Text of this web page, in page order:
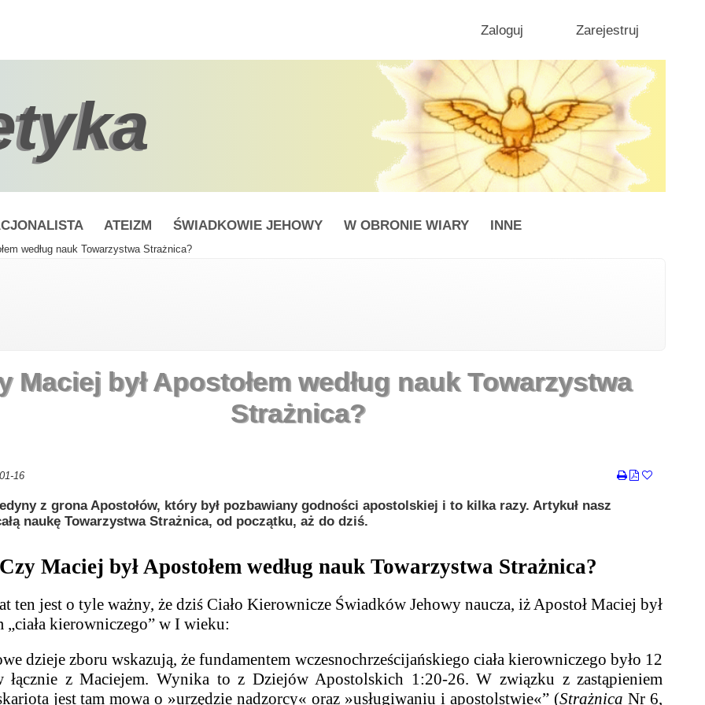
Zaloguj Zarejestruj
ATEIZM ŚWIADKOWIE JEHOWY W OBRONIE WIARY INNE
według nauk Towarzystwa Strażnica?
Maciej był Apostołem według nauk Towarzystwa
Strażnica?
16
z grona Apostołów, który był pozbawiany godności apostolskiej i to kilka razy. Artykuł nasz
naukę Towarzystwa Strażnica, od początku, aż do dziś.
Czy Maciej był Apostołem według nauk Towarzystwa Strażnica?
jest o tyle ważny, że dziś Ciało Kierownicze Świadków Jehowy naucza, iż Apostoł Maciej był
„ciała kierowniczego” w I wieku:
dzieje zboru wskazują, że fundamentem wczesnochrześcijańskiego ciała kierowniczego było 12
łącznie z Maciejem. Wynika to z Dziejów Apostolskich 1:20-26. W związku z zastąpieniem
jest tam mowa o »urzędzie nadzorcy« oraz »usługiwaniu i apostolstwie«” (Strażnica Nr 6,